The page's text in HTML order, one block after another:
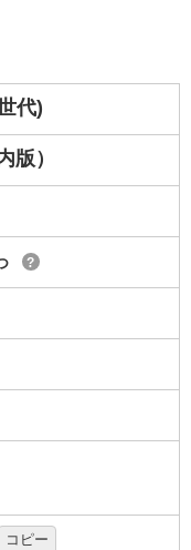
代)
版）
?
コピー